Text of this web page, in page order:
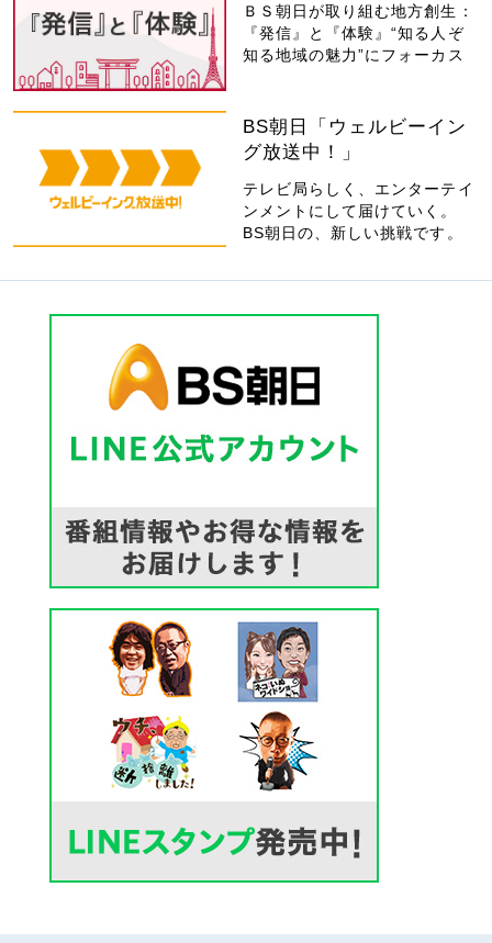
ＢＳ朝日が取り組む地方創生：
『発信』と『体験』“知る人ぞ
知る地域の魅力”にフォーカス
BS朝日「ウェルビーイン
グ放送中！」
テレビ局らしく、エンターテイ
ンメントにして届けていく。
BS朝日の、新しい挑戦です。